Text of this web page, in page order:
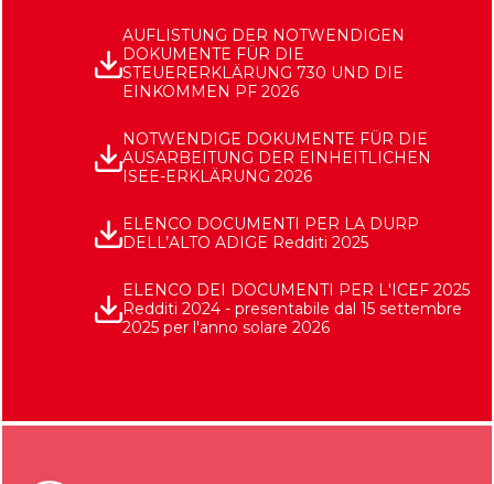
AUFLISTUNG DER NOTWENDIGEN
DOKUMENTE FÜR DIE
STEUERERKLÄRUNG 730 UND DIE
EINKOMMEN PF 2026
NOTWENDIGE DOKUMENTE FÜR DIE
AUSARBEITUNG DER EINHEITLICHEN
ISEE-ERKLÄRUNG 2026
ELENCO DOCUMENTI PER LA DURP
DELL’ALTO ADIGE Redditi 2025
ELENCO DEI DOCUMENTI PER L'ICEF 2025
Redditi 2024 - presentabile dal 15 settembre
2025 per l'anno solare 2026